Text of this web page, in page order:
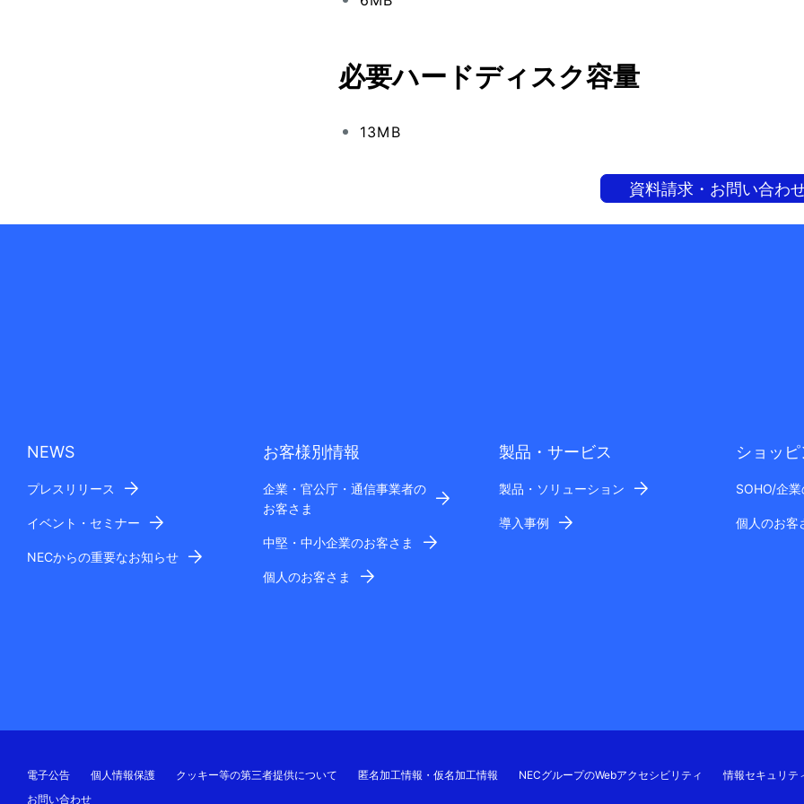
必要ハードディスク容量
13MB
資料請求・お問い合わ
NEWS
プレスリリース
イベント・セミナー
NECからの重要なお知らせ
お客様別情報
企業・官公庁・通信事業者の
お客さま
中堅・中小企業のお客さま
個人のお客さま
製品・サービス
製品・ソリューション
導入事例
ショッ
SOHO/企
個人のお客
電子公告 個人情報保護 クッキー等の第三者提供について 匿名加工情報・仮名加工情報 NECグループのWebアクセシビリティ
情報セキュリテ
お問い合わせ